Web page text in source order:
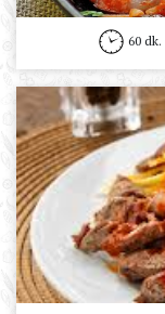
60 dk.